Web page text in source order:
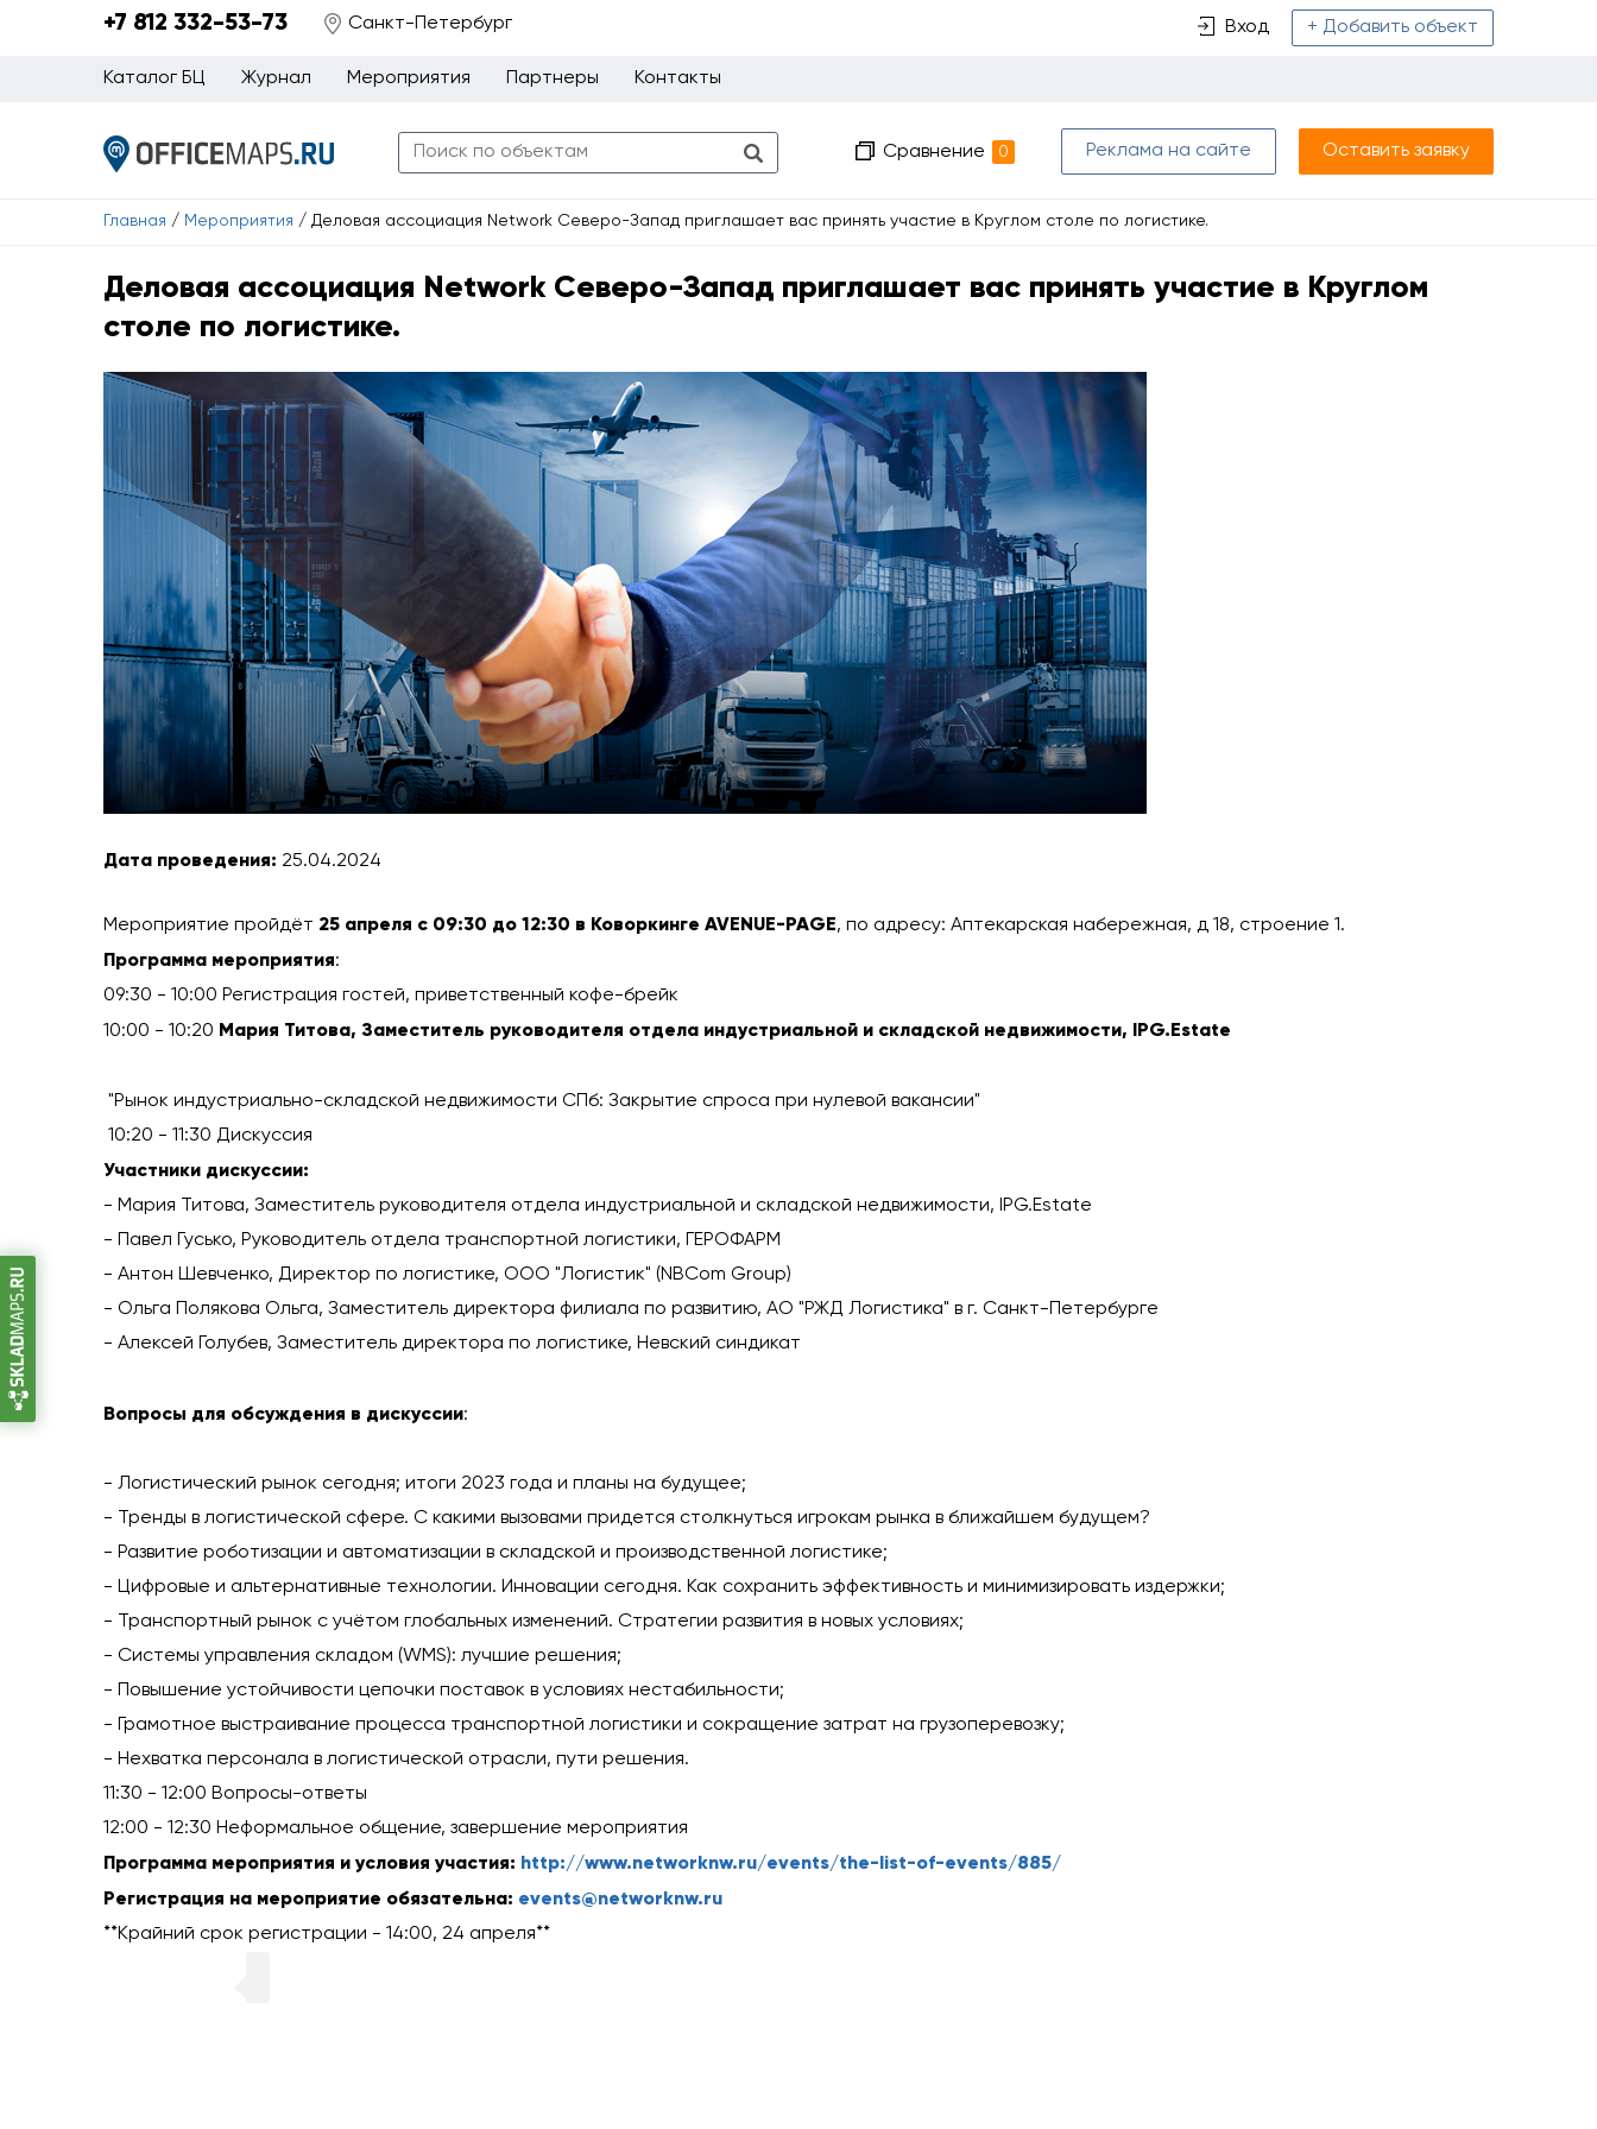
+7 812 332-53-73 Санкт-Петербург Вход + Добавить объект
Каталог БЦ Журнал Мероприятия Партнеры Контакты
Сравнение 0 Реклама на сайте Оставить заявку
Главная / Мероприятия / Деловая ассоциация Network Северо-Запад приглашает вас принять участие в Круглом столе по логистике.
Деловая ассоциация Network Северо-Запад приглашает вас принять участие в Круглом
столе по логистике.
Дата проведения: 25.04.2024
Мероприятие пройдёт 25 апреля с 09:30 до 12:30 в Коворкинге AVENUE-PAGE, по адресу: Аптекарская набережная, д 18, строение 1.
Программа мероприятия:
09:30 - 10:00 Регистрация гостей, приветственный кофе-брейк
10:00 - 10:20 Мария Титова, Заместитель руководителя отдела индустриальной и складской недвижимости, IPG.Estate
"Рынок индустриально-складской недвижимости СПб: Закрытие спроса при нулевой вакансии"
10:20 - 11:30 Дискуссия
Участники дискуссии:
- Мария Титова, Заместитель руководителя отдела индустриальной и складской недвижимости, IPG.Estate
- Павел Гусько, Руководитель отдела транспортной логистики, ГЕРОФАРМ
- Антон Шевченко, Директор по логистике, ООО "Логистик" (NBCom Group)
- Ольга Полякова Ольга, Заместитель директора филиала по развитию, АО "РЖД Логистика" в г. Санкт-Петербурге
- Алексей Голубев, Заместитель директора по логистике, Невский синдикат
Вопросы для обсуждения в дискуссии:
- Логистический рынок сегодня; итоги 2023 года и планы на будущее;
- Тренды в логистической сфере. С какими вызовами придется столкнуться игрокам рынка в ближайшем будущем?
- Развитие роботизации и автоматизации в складской и производственной логистике;
- Цифровые и альтернативные технологии. Инновации сегодня. Как сохранить эффективность и минимизировать издержки;
- Транспортный рынок с учётом глобальных изменений. Стратегии развития в новых условиях;
- Системы управления складом (WMS): лучшие решения;
- Повышение устойчивости цепочки поставок в условиях нестабильности;
- Грамотное выстраивание процесса транспортной логистики и сокращение затрат на грузоперевозку;
- Нехватка персонала в логистической отрасли, пути решения.
11:30 - 12:00 Вопросы-ответы
12:00 - 12:30 Неформальное общение, завершение мероприятия
Программа мероприятия и условия участия: http://www.networknw.ru/events/the-list-of-events/885/
Регистрация на мероприятие обязательна: events@networknw.ru
**Крайний срок регистрации - 14:00, 24 апреля**